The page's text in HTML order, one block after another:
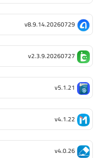
v8.9.14.20260729
v2.3.9.20260727
v5.1.21
v4.1.22
v4.0.26